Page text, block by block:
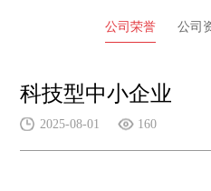
公司荣誉 公司
科技型中小企业
2025-08-01 160